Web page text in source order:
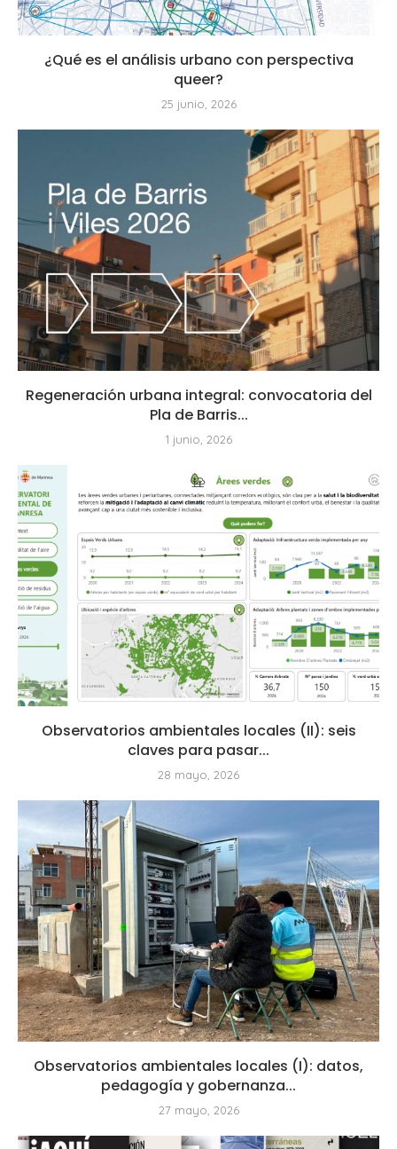
¿Qué es el análisis urbano con perspectiva
queer?
25 junio, 2026
Regeneración urbana integral: convocatoria del
Pla de Barris...
1 junio, 2026
Observatorios ambientales locales (II): seis
claves para pasar...
28 mayo, 2026
Observatorios ambientales locales (I): datos,
pedagogía y gobernanza...
27 mayo, 2026